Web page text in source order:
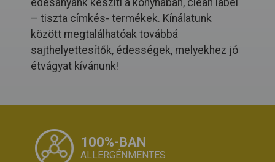
édesanyánk készíti a konyhában, clean label
– tiszta címkés- termékek. Kínálatunk
között megtalálhatóak továbbá
sajthelyettesítők, édességek, melyekhez jó
étvágyat kívánunk!
100%-BAN
ALLERGÉNMENTES